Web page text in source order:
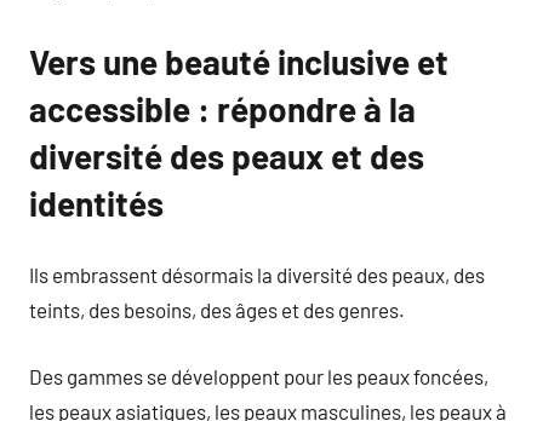
Vers une beauté inclusive et
accessible : répondre à la
diversité des peaux et des
identités
Ils embrassent désormais la diversité des peaux, des
teints, des besoins, des âges et des genres.
Des gammes se développent pour les peaux foncées,
les peaux asiatiques, les peaux masculines, les peaux à